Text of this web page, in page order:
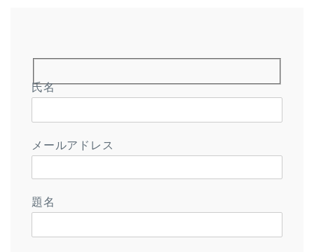
氏名
メールアドレス
題名